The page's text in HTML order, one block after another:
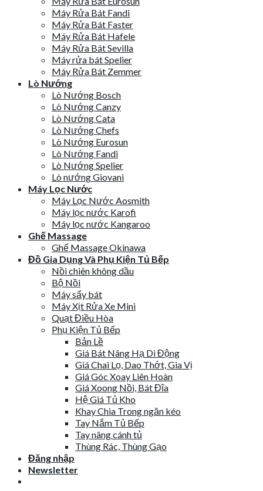
Máy Rửa Bát Fandi
Máy Rửa Bát Faster
Máy Rửa Bát Hafele
Máy Rửa Bát Sevilla
Máy rửa bát Spelier
Máy Rửa Bát Zemmer
Lò Nướng
Lò Nướng Bosch
Lò Nướng Canzy
Lò Nướng Cata
Lò Nướng Chefs
Lò Nướng Eurosun
Lò Nướng Fandi
Lò Nướng Spelier
Lò nướng Giovani
Máy Lọc Nước
Máy Lọc Nước Aosmith
Máy lọc nước Karofi
Máy lọc nước Kangaroo
Ghế Massage
Ghế Massage Okinawa
Đồ Gia Dụng Và Phụ Kiện Tủ Bếp
Nồi chiên không dầu
Bộ Nồi
Máy sấy bát
Máy Xịt Rửa Xe Mini
Quạt Điều Hòa
Phụ Kiện Tủ Bếp
Bản Lề
Giá Bát Nâng Hạ Di Động
Giá Chai Lọ, Dao Thớt, Gia Vị
Giá Góc Xoay Liên Hoàn
Giá Xoong Nồi, Bát Đĩa
Hệ Giá Tủ Kho
Khay Chia Trong ngăn kéo
Tay Nắm Tủ Bếp
Tay nâng cánh tủ
Thùng Rác, Thùng Gạo
Đăng nhập
Newsletter